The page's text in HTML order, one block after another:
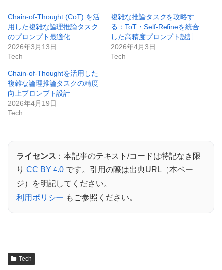
Chain-of-Thought (CoT) を活
用した複雑な論理推論タスク
のプロンプト最適化
2026年3月13日
Tech
複雑な推論タスクを攻略す
る：ToT・Self-Refineを統合
した高精度プロンプト設計
2026年4月3日
Tech
Chain-of-Thoughtを活用した
複雑な論理推論タスクの精度
向上プロンプト設計
2026年4月19日
Tech
ライセンス ：本記事のテキスト/コードは特記なき限
り CC BY 4.0 です。引用の際は出典URL（本ペー
ジ）を明記してください。
利用ポリシー もご参照ください。
Tech